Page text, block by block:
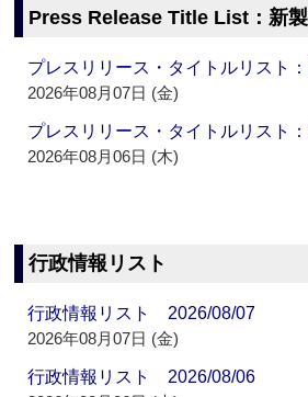
Press Release Title List：新
プレスリリース・タイトルリスト
2026年08月07日 (金)
プレスリリース・タイトルリスト
2026年08月06日 (木)
行政情報リスト
行政情報リスト 2026/08/07
2026年08月07日 (金)
行政情報リスト 2026/08/06